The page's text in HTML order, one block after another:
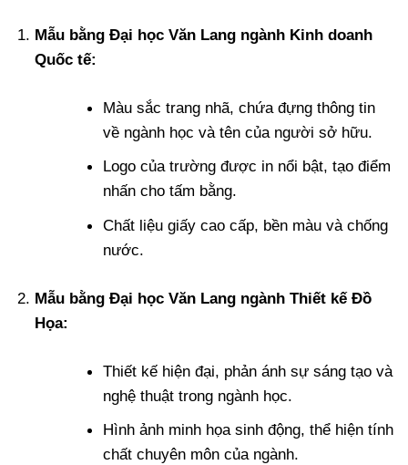
Mẫu bằng Đại học Văn Lang ngành Kinh doanh
Quốc tế:
Màu sắc trang nhã, chứa đựng thông tin
về ngành học và tên của người sở hữu.
Logo của trường được in nổi bật, tạo điểm
nhấn cho tấm bằng.
Chất liệu giấy cao cấp, bền màu và chống
nước.
Mẫu bằng Đại học Văn Lang ngành Thiết kế Đồ
Họa:
Thiết kế hiện đại, phản ánh sự sáng tạo và
nghệ thuật trong ngành học.
Hình ảnh minh họa sinh động, thể hiện tính
chất chuyên môn của ngành.